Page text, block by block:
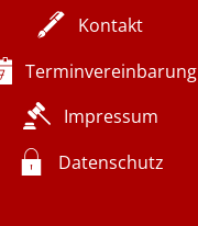
Kontakt
Terminvereinbarung
Impressum
Datenschutz